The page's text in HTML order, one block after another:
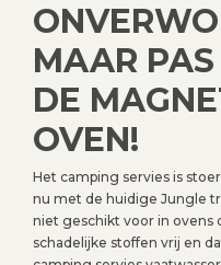
MAAR
DE
OVEN!
Het camping servies is
nu met de huidige Jungle
niet geschikt voor in ovens
schadelijke stoffen vrij en